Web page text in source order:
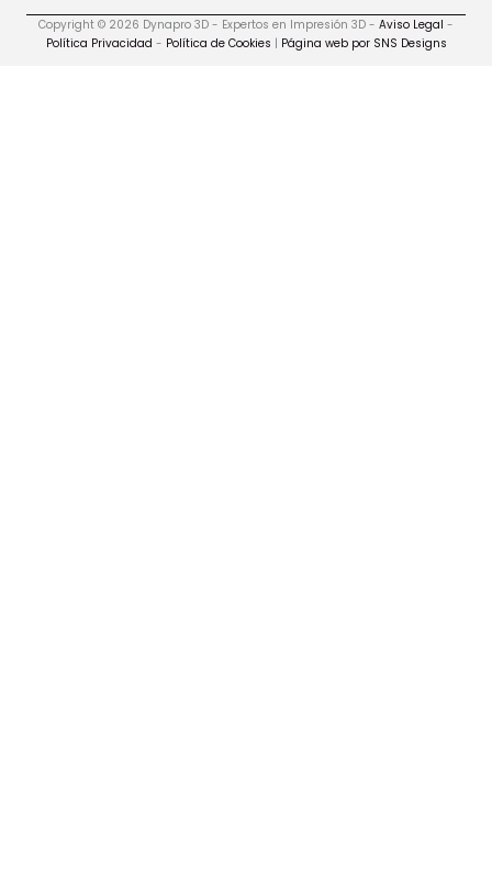
Copyright © 2026 Dynapro 3D - Expertos en Impresión 3D - Aviso Legal -
Política Privacidad - Política de Cookies | Página web por SNS Designs